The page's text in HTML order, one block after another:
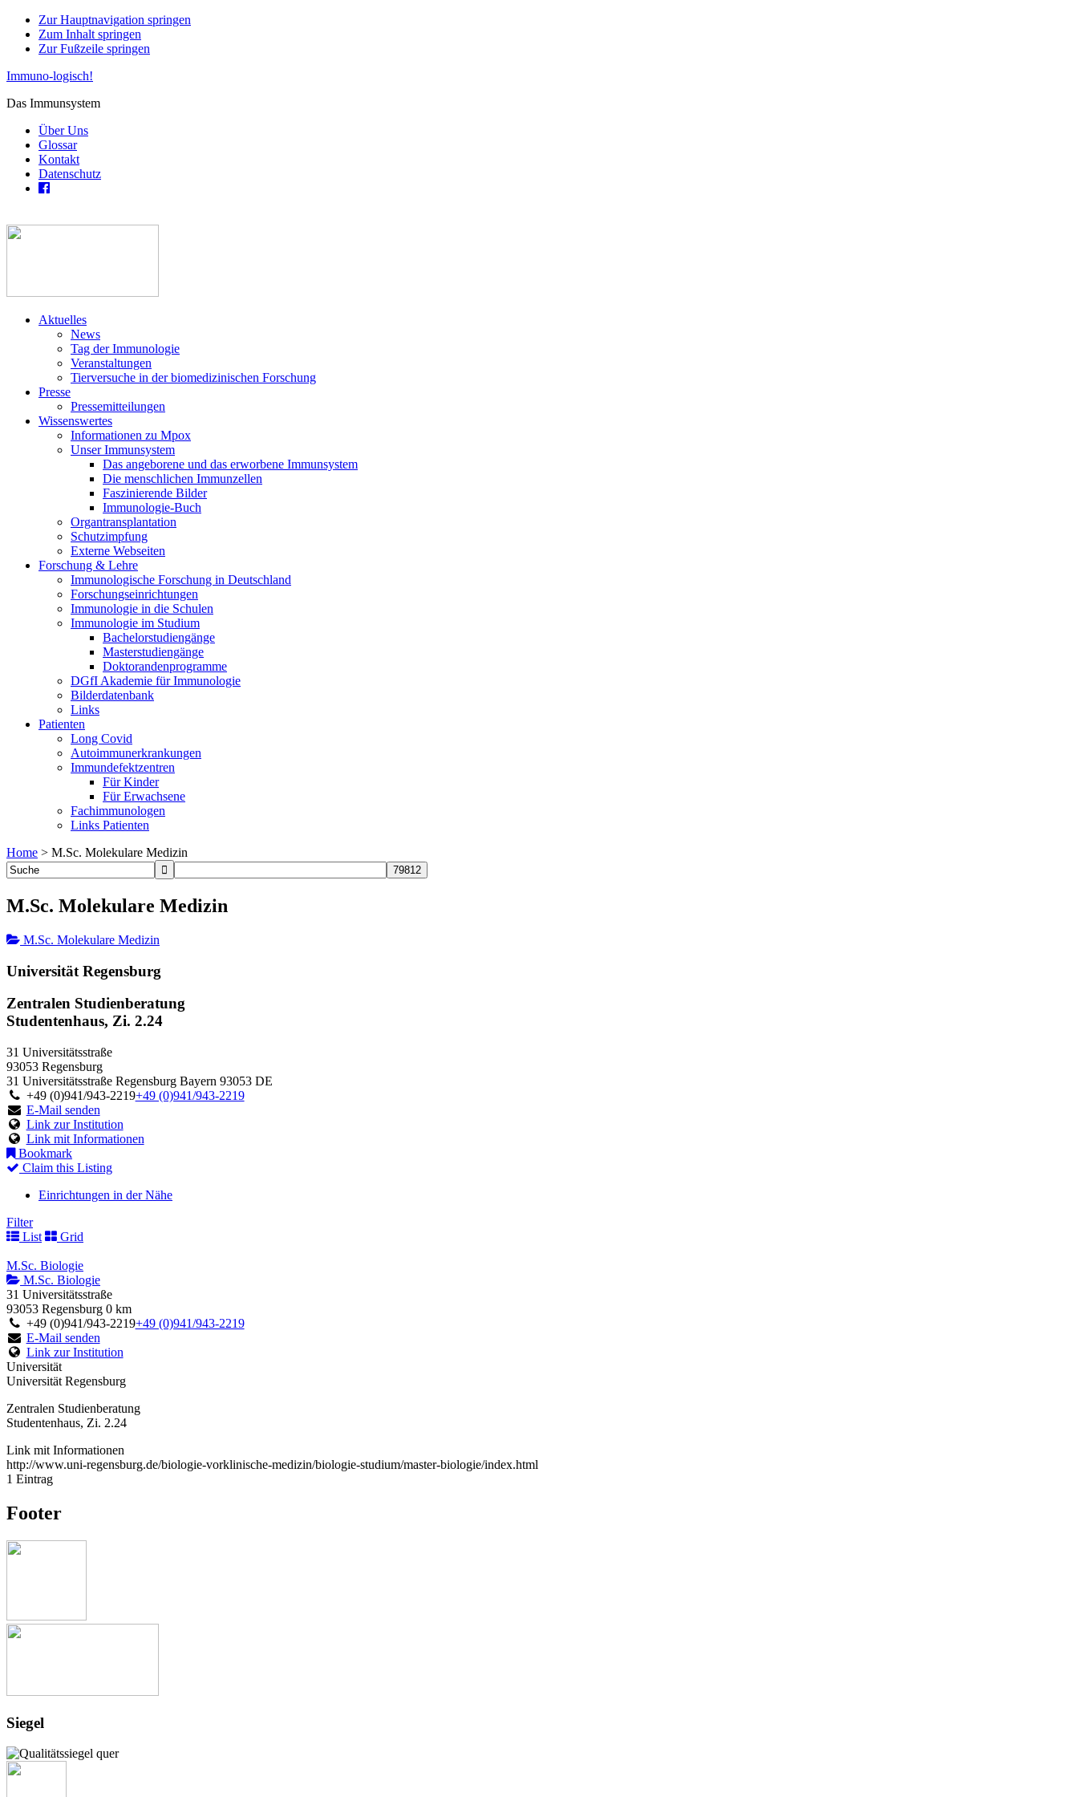
Zur Hauptnavigation springen
Zum Inhalt springen
Zur Fußzeile springen
Immuno-logisch!
Das Immunsystem
Über Uns
Glossar
Kontakt
Datenschutz
Aktuelles
News
Tag der Immunologie
Veranstaltungen
Tierversuche in der biomedizinischen Forschung
Presse
Pressemitteilungen
Wissenswertes
Informationen zu Mpox
Unser Immunsystem
Das angeborene und das erworbene Immunsystem
Die menschlichen Immunzellen
Faszinierende Bilder
Immunologie-Buch
Organtransplantation
Schutzimpfung
Externe Webseiten
Forschung & Lehre
Immunologische Forschung in Deutschland
Forschungseinrichtungen
Immunologie in die Schulen
Immunologie im Studium
Bachelorstudiengänge
Masterstudiengänge
Doktorandenprogramme
DGfI Akademie für Immunologie
Bilderdatenbank
Links
Patienten
Long Covid
Autoimmunerkrankungen
Immundefektzentren
Für Kinder
Für Erwachsene
Fachimmunologen
Links Patienten
Home > M.Sc. Molekulare Medizin
M.Sc. Molekulare Medizin
M.Sc. Molekulare Medizin
Universität Regensburg
Zentralen Studienberatung
Studentenhaus, Zi. 2.24
31 Universitätsstraße
93053 Regensburg
31 Universitätsstraße Regensburg Bayern 93053 DE
+49 (0)941/943-2219+49 (0)941/943-2219
E-Mail senden
Link zur Institution
Link mit Informationen
Bookmark
Claim this Listing
Einrichtungen in der Nähe
Filter
List
Grid
M.Sc. Biologie
M.Sc. Biologie
31 Universitätsstraße
93053 Regensburg 0 km
+49 (0)941/943-2219+49 (0)941/943-2219
E-Mail senden
Link zur Institution
Universität
Universität Regensburg
Zentralen Studienberatung
Studentenhaus, Zi. 2.24
Link mit Informationen
http://www.uni-regensburg.de/biologie-vorklinische-medizin/biologie-studium/master-biologie/index.html
1 Eintrag
Footer
Siegel